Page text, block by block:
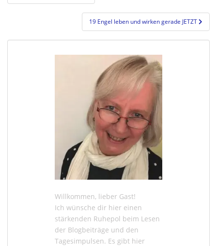
19 Engel leben und wirken gerade JETZT
Willkommen, lieber Gast!
Ich wünsche dir hier einen
stärkenden Ruhepol beim Lesen
der Blogbeiträge und den
Tagesimpulsen. Es gibt hier